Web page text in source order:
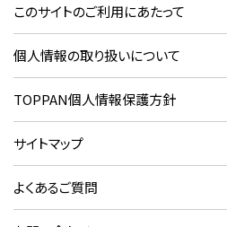
このサイトのご利用にあたって
個人情報の取り扱いについて
TOPPAN個人情報保護方針
サイトマップ
よくあるご質問